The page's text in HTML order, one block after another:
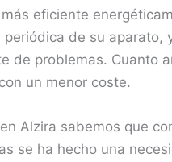
eficiente
de su aparato,
de problemas. Cuanto
un menor coste.
Alzira sabemos que
se ha hecho una